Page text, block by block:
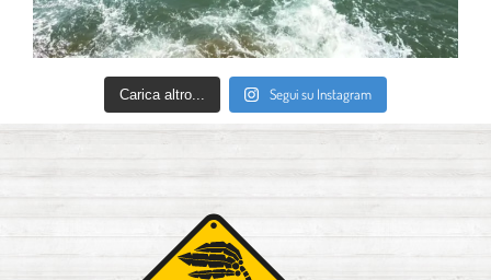
Carica altro... Segui su Instagram